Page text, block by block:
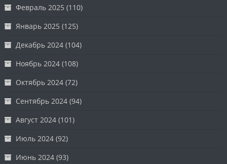
Февраль 2025 (110)
Январь 2025 (125)
Декабрь 2024 (104)
Ноябрь 2024 (108)
Октябрь 2024 (72)
Сентябрь 2024 (94)
Август 2024 (101)
Июль 2024 (92)
Июнь 2024 (93)